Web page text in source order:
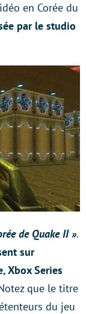
en Corée du
par le studio
de Quake II ».
sur
Xbox Series
que le titre
du jeu